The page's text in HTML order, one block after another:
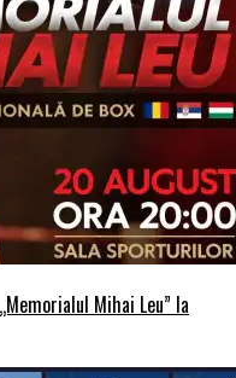
Mihai Leu” la